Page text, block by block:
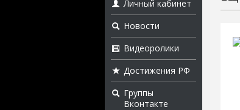
Личный кабинет
Новости
Видеоролики
Достижения РФ
Группы
Вконтакте